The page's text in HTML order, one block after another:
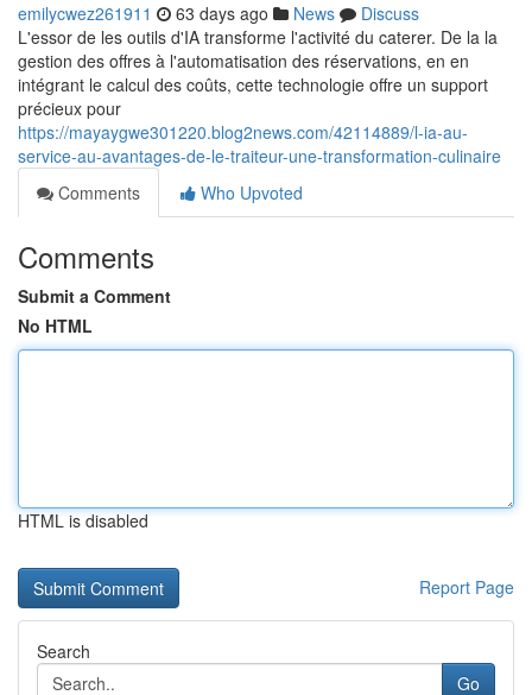
emilycwez261911 63 days ago News
Discuss
L'essor de les outils d'IA transforme l'activité du caterer. De la la
gestion des offres à l'automatisation des réservations, en en
intégrant le calcul des coûts, cette technologie offre un support
précieux pour
https://mayaygwe301220.blog2news.com/42114889/l-ia-au-
service-au-avantages-de-le-traiteur-une-transformation-culinaire
Comments
Who Upvoted
Comments
Submit a Comment
No HTML
HTML is disabled
Report Page
Search
Go